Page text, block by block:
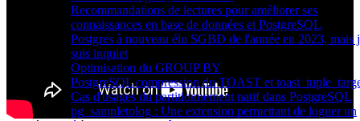
Recommandations de lectures pour améliorer ses
connaissances en base de données et PostgreSQL
Postgres à nouveau élu SGBD de l'année en 2023, mais
suis inquiet
Optimisation du GROUP BY
PostgreSQL compression du TOAST et
Cas d'usages du partitionnement natif dans PostgreSQL
pg_sampletolog : Une extension permettant de loguer un